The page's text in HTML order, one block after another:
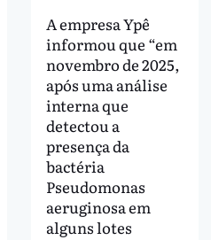
A empresa Ypê
informou que “em
novembro de 2025,
após uma análise
interna que
detectou a
presença da
bactéria
Pseudomonas
aeruginosa em
alguns lotes